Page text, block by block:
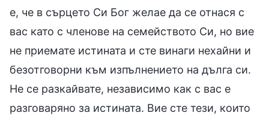
е, че в сърцето Си Бог желае да се отнася с
вас като с членове на семейството Си, но вие
не приемате истината и сте винаги нехайни и
безотговорни към изпълнението на дълга си.
Не се разкайвате, независимо как с вас е
разговаряно за истината. Вие сте тези, които